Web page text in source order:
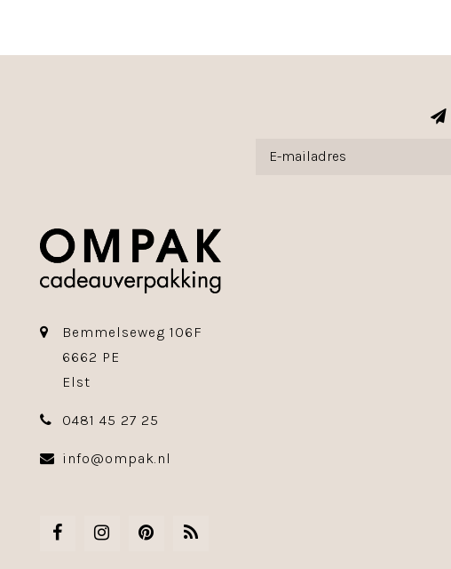
Bemmelseweg 106F
6662 PE
Elst
0481 45 27 25
info@ompak.nl